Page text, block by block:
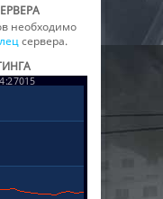
необходимо
сервера.